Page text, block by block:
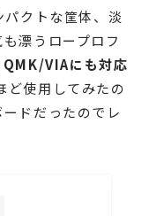
クトな筐体、淡
漂うロープロフ
QMK/VIAにも対応
ど使用してみたの
ドだったのでレ